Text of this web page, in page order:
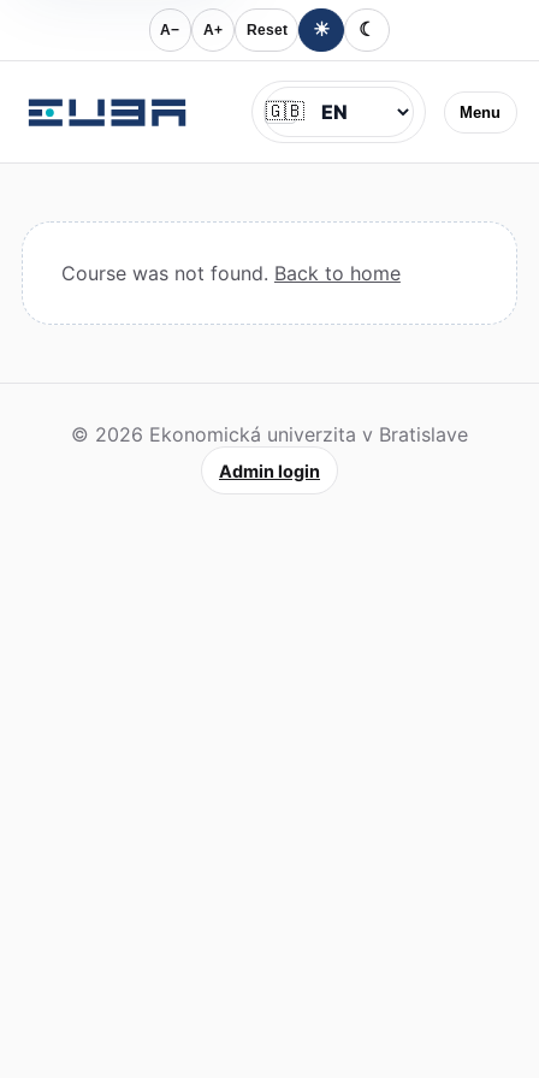
A− A+ Reset ☀ ☾
Menu
Jazyk
🇬🇧
Course was not found. Back to home
© 2026 Ekonomická univerzita v Bratislave
Admin login